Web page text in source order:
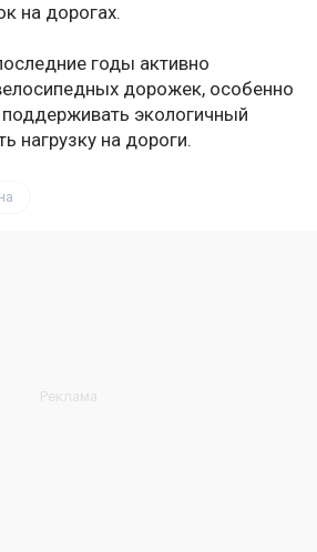
на дорогах.
годы активно
дорожек, особенно
экологичный
нагрузку на дороги.